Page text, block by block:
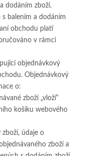
dodáním zboží.
s balením a dodáním
obchodu platí
v rámci
objednávkový
Objednávkový
o:
zboží „vloží“
košíku webového
údaje o
zboží a